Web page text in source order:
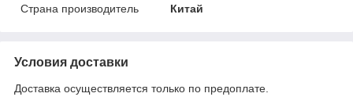
Страна производитель
Китай
Условия доставки
Доставка осуществляется только по предоплате.